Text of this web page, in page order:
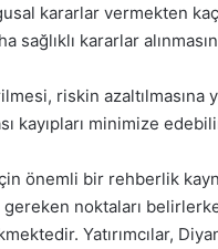
kararlar vermekten
sağlıklı kararlar
riskin azaltılmasına
kayıpları minimize
önemli bir rehberlik
noktaları
Yatırımcılar,